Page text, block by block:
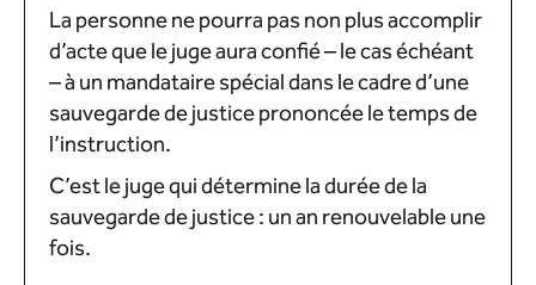
La personne ne pourra pas non plus accomplir
d’acte que le juge aura confié – le cas échéant
– à un mandataire spécial dans le cadre d’une
sauvegarde de justice prononcée le temps de
l’instruction.
C’est le juge qui détermine la durée de la
sauvegarde de justice : un an renouvelable une
fois.